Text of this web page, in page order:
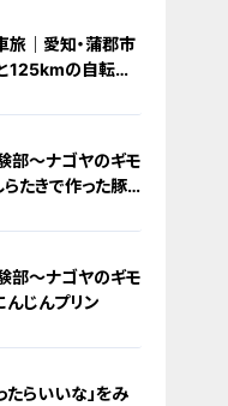
旅｜愛知・蒲郡市
125kmの自転車
部～ナゴヤのギモ
らたきで作った豚
部～ナゴヤのギモ
んじんプリン
たらいいな」をみ